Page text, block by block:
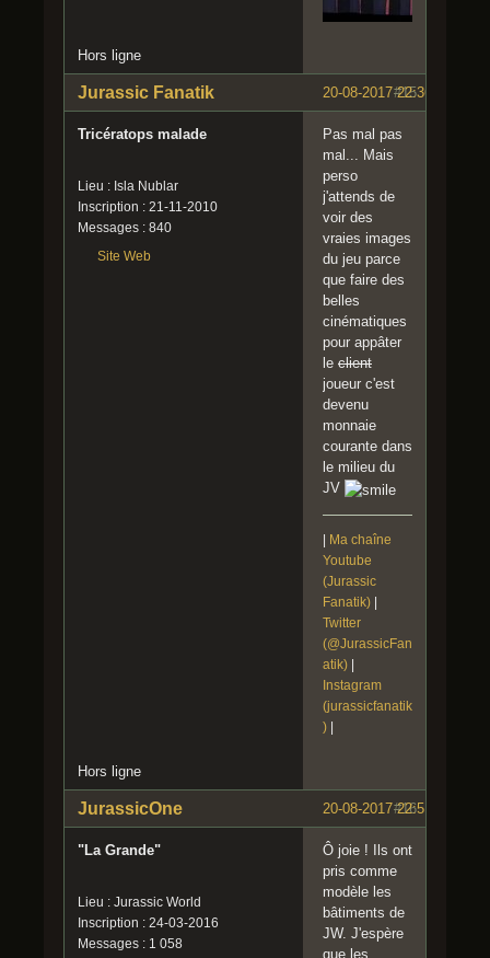
Hors ligne
#15
20-08-2017 22:36:35
Jurassic Fanatik
Tricératops malade
Lieu : Isla Nublar
Inscription : 21-11-2010
Messages : 840
Site Web
Pas mal pas
mal... Mais
perso
j'attends de
voir des
vraies images
du jeu parce
que faire des
belles
cinématiques
pour appâter
le client
joueur c'est
devenu
monnaie
courante dans
le milieu du
JV
| Ma chaîne
Youtube
(Jurassic
Fanatik) |
Twitter
(@JurassicFan
atik) |
Instagram
(jurassicfanatik
) |
Hors ligne
#16
20-08-2017 22:51:14
JurassicOne
"La Grande"
Lieu : Jurassic World
Inscription : 24-03-2016
Messages : 1 058
Ô joie ! Ils ont
pris comme
modèle les
bâtiments de
JW. J'espère
que les